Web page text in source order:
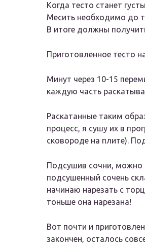
Когда тесто станет
Месить необходимо до
В итоге должны
Приготовленное тесто
Минут через 10-15
каждую часть
Раскатанные таким
процесс, я сушу их в
сковороде на плите).
Подсушив сочни, можно
подсушенный сочень
начинаю нарезать с
тоньше она нарезана!
Вот почти и
закончен, осталось